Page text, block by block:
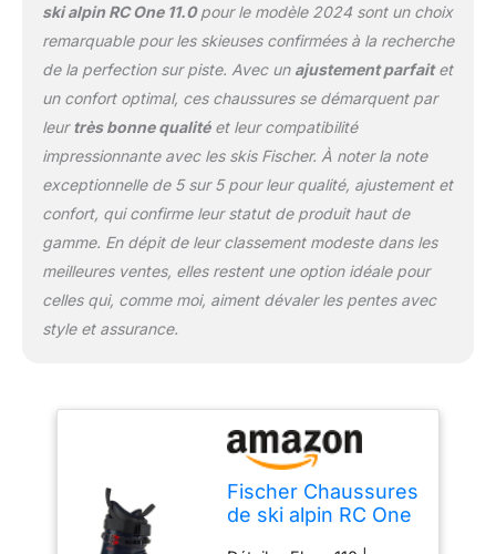
forme anatomique, la
chaussure de ski offre le
caractéristique de la RC
ONE 110 est la sportivité
et le confort. Son poids
léger, sa forme
anatomique au niveau
des orteils et la facilité
d'enfilage grâce à
l'entrée flottante
convainquent par cette
chaussure.
ski alpin RC One 11.0pour le modèle 2024 sont un choix
remarquable pour les skieuses confirmées à la recherche
de la perfection sur piste. Avec un ajustement parfaitet
un confort optimal, ces chaussures se démarquent par
leurtrès bonne qualitéet leur compatibilité
impressionnante avec les skis Fischer. À noter la note
exceptionnelle de 5 sur 5 pour leur qualité, ajustement et
confort, qui confirme leur statut de produit haut de
gamme. En dépit de leur classement modeste dans les
meilleures ventes, elles restent une option idéale pour
celles qui, comme moi, aiment dévaler les pentes avec
style et assurance.
Fischer Chaussures
de ski alpin RC One